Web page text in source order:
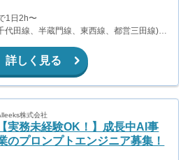
1日2h〜
代田線、半蔵門線、東西線、都営三田線)
京浜東北線、中央線、銀座線)
詳しく見る
株式会社
【実務未経験OK！】成長中AI事
のプロンプトエンジニア募集！